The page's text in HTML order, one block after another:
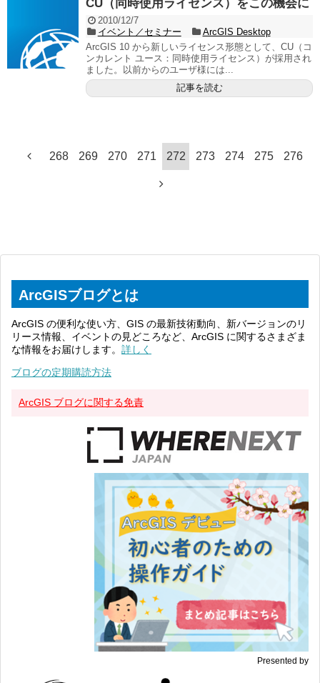
CU（同時使用ライセンス）をこの機会に
2010/12/7
イベント／セミナー
ArcGIS Desktop
ArcGIS 10 から新しいライセンス形態として、CU（コ
ンカレント ユース：同時使用ライセンス）が採用され
ました。以前からのユーザ様には...
記事を読む
268 269 270 271 272 273 274 275 276
ArcGISブログとは
ArcGIS の便利な使い方、GIS の最新技術動向、新バージョンのリ
リース情報、イベントの見どころなど、ArcGIS に関するさまざま
な情報をお届けします。 詳しく
ブログの定期購読方法
ArcGIS ブログに関する免責
Presented by